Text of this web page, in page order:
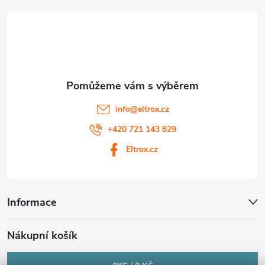
info@eltrox.cz
+420 721 143 829
Eltrox.cz
Informace
Nákupní košík